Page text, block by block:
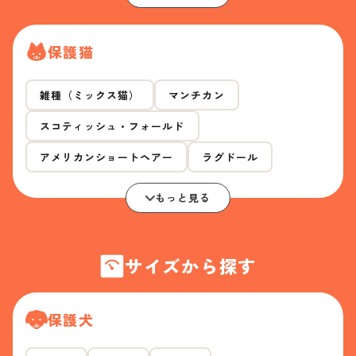
保護猫
雑種（ミックス猫） マンチカン
スコティッシュ・フォールド
アメリカンショートヘアー ラグドール
もっと見る
サイズから探す
保護犬